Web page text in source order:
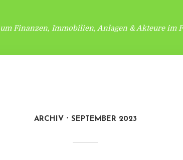
Finanzen, Immobilien, Anlagen & Akteure im
ARCHIV SEPTEMBER 2023